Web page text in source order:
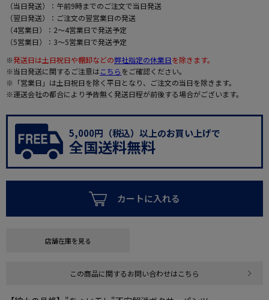
（当日発送）：午前9時までのご注文で当日発送
（翌日発送）：ご注文の翌営業日の発送
（4営業日）：2～4営業日で発送予定
（5営業日）：3～5営業日で発送予定
※発送日は土日祝日や棚卸などの弊社指定の休業日を除きます。
※当日発送に関するご注意はこちらをご確認ください。
※「営業日」は土日祝日を除く平日となり、ご注文の当日を除きます。
※運送会社の都合により予告無く発送日程が前後する場合がございます。
5,000円（税込）以上のお買い上げで
全国送料無料
カートに入れる
店舗在庫を見る
この商品に関するお問い合わせはこちら